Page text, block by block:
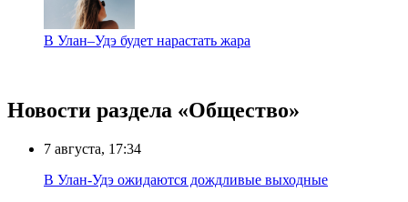
В Улан–Удэ будет нарастать жара
Новости раздела «Общество»
7 августа, 17:34
В Улан-Удэ ожидаются дождливые выходные